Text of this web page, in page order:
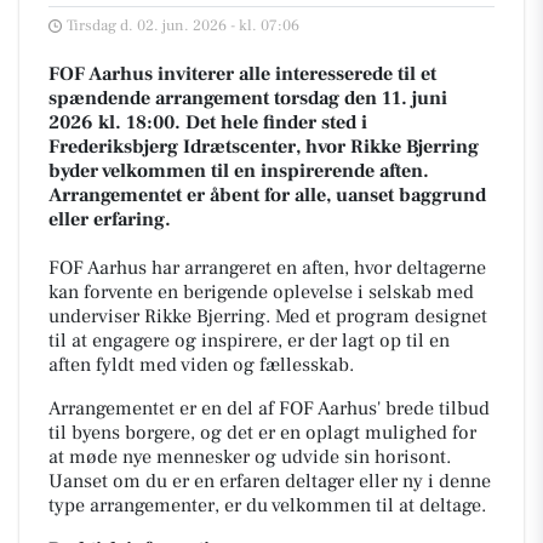
Tirsdag d. 02. jun. 2026 - kl. 07:06
FOF Aarhus inviterer alle interesserede til et
spændende arrangement torsdag den 11. juni
2026 kl. 18:00. Det hele finder sted i
Frederiksbjerg Idrætscenter, hvor Rikke Bjerring
byder velkommen til en inspirerende aften.
Arrangementet er åbent for alle, uanset baggrund
eller erfaring.
FOF Aarhus har arrangeret en aften, hvor deltagerne
kan forvente en berigende oplevelse i selskab med
underviser Rikke Bjerring. Med et program designet
til at engagere og inspirere, er der lagt op til en
aften fyldt med viden og fællesskab.
Arrangementet er en del af FOF Aarhus' brede tilbud
til byens borgere, og det er en oplagt mulighed for
at møde nye mennesker og udvide sin horisont.
Uanset om du er en erfaren deltager eller ny i denne
type arrangementer, er du velkommen til at deltage.